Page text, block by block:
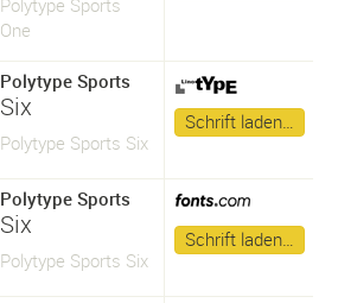
One
Polytype Sports
Six
Polytype Sports Six
Schrift laden…
Polytype Sports
Six
Polytype Sports Six
Schrift laden…